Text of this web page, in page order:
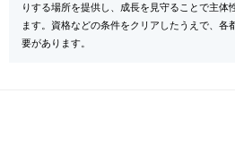
りする場所を提供し、成長を見守ることで主体
ます。資格などの条件をクリアしたうえで、各
要があります。